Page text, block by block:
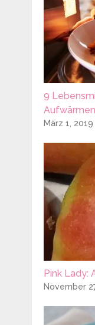
9
März 1, 2019
Pink Lady:
November